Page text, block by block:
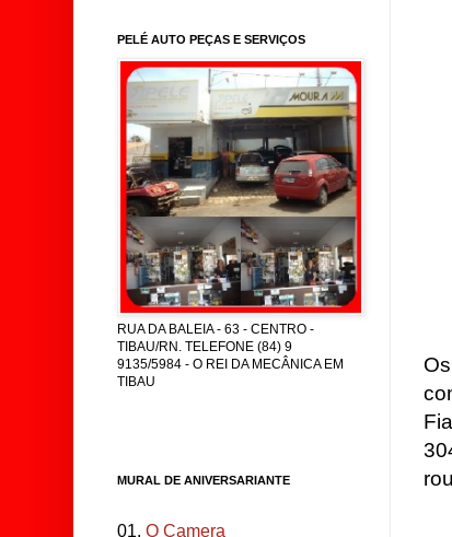
PELÉ AUTO PEÇAS E SERVIÇOS
RUA DA BALEIA - 63 - CENTRO -
TIBAU/RN. TELEFONE (84) 9
9135/5984 - O REI DA MECÂNICA EM
TIBAU
MURAL DE ANIVERSARIANTE
01. O Camera